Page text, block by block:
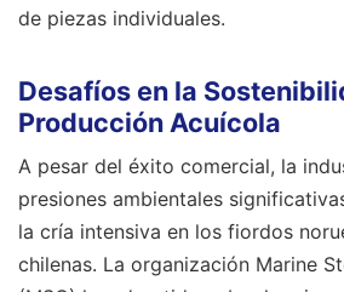
de piezas individuales.
Desafíos en la
Producción Acuícola
A pesar del éxito comercial, la
presiones ambientales
la cría intensiva en los fiordos
chilenas. La organización Marine